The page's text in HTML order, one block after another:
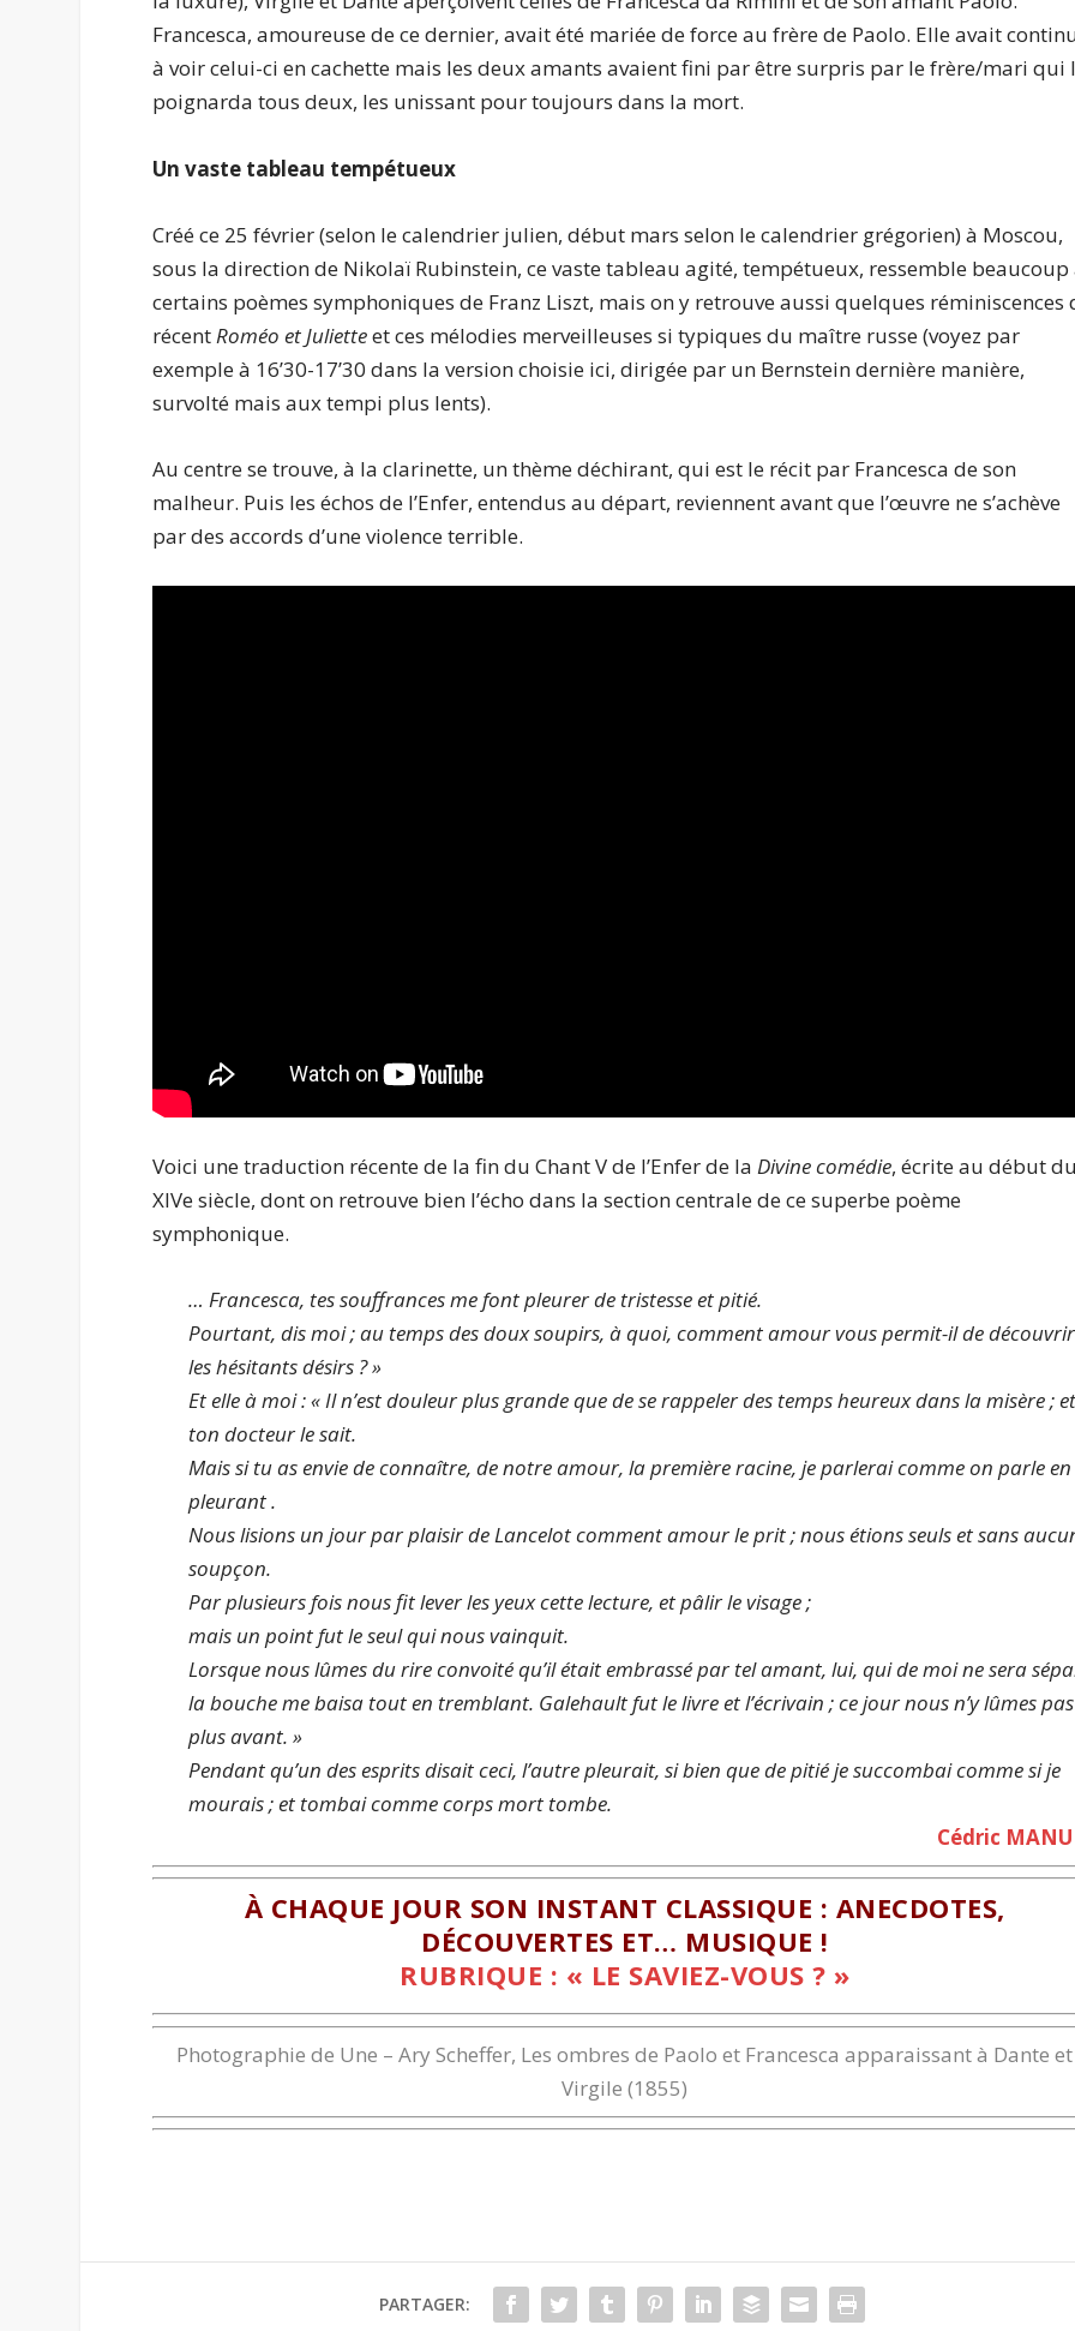
Francesca, amoureuse de ce dernier, avait été mariée de force au frère de Paolo. Elle avait
à voir celui-ci en cachette mais les deux amants avaient fini par être surpris par le frère/mari qui
poignarda tous deux, les unissant pour toujours dans la mort.
Unvaste tableau tempétueux
Créé ce 25 février (selon le calendrier julien, début mars selon le calendrier grégorien) à Moscou,
sous la direction de Nikolaï Rubinstein, ce vaste tableau agité, tempétueux, ressemble beaucoup
certains poèmes symphoniques de Franz Liszt, mais on y retrouve aussi quelques réminiscences
récentRoméo et Julietteet ces mélodies merveilleuses si typiques du maître russe (voyez par
exemple à 16’30-17’30 dans la version choisie ici, dirigée par un Bernstein dernière manière,
survolté mais aux tempi plus lents).
Au centre se trouve, à la clarinette, un thème déchirant, qui est le récit par Francesca de son
malheur. Puis les échos de l’Enfer, entendus au départ, reviennent avant que l’œuvre ne s’achève
par des accords d’une violence terrible.
Voici une traduction récente de la fin du Chant V de l’Enfer de laDivine comédie, écrite au début
XIVe siècle, dont on retrouve bien l’écho dans la section centrale de ce superbe poème
symphonique.
… Francesca, tes souffrances me font pleurer de tristesse et pitié.
Pourtant, dis moi ; au temps des doux soupirs, à quoi, comment amour vous permit-il de découvrir
les hésitants désirs ? »
Et elle à moi : « Il n’est douleur plus grande que de se rappeler des temps heureux dans la misère ;
ton docteur le sait.
Mais si tu as envie de connaître, de notre amour, la première racine, je parlerai comme on parle en
pleurant .
Nous lisions un jour par plaisir de Lancelot comment amour le prit ; nous étions seuls et sans
soupçon.
Par plusieurs fois nous fit lever les yeux cette lecture, et pâlir le visage ;
mais un point fut le seul qui nous vainquit.
Lorsque nous lûmes du rire convoité qu’il était embrassé par tel amant, lui, qui de moi ne sera
la bouche me baisa tout en tremblant. Galehault fut le livre et l’écrivain ; ce jour nous n’y lûmes pas
plus avant. »
Pendant qu’un des esprits disait ceci, l’autre pleurait, si bien que de pitié je succombai comme si je
mourais ; et tombai comme corps mort tombe.
Cédric
À CHAQUE JOUR SON INSTANT CLASSIQUE : ANECDOTES,
DÉCOUVERTES ET… MUSIQUE !
RUBRIQUE : « LE SAVIEZ-VOUS ? »
Photographie de Une –Ary Scheffer, Les ombres de Paolo et Francesca apparaissant à Dante et
Virgile (1855)
PARTAGER: